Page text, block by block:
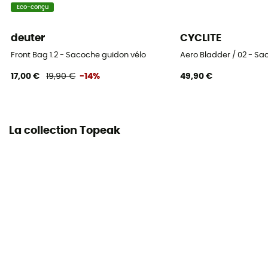
Eco-conçu
deuter
Front Bag 1.2 - Sacoche guidon vélo
17,00 € 19,90 € -14%
CYCLITE
Aero Bladder / 02 -
49,90 €
La collection Topeak